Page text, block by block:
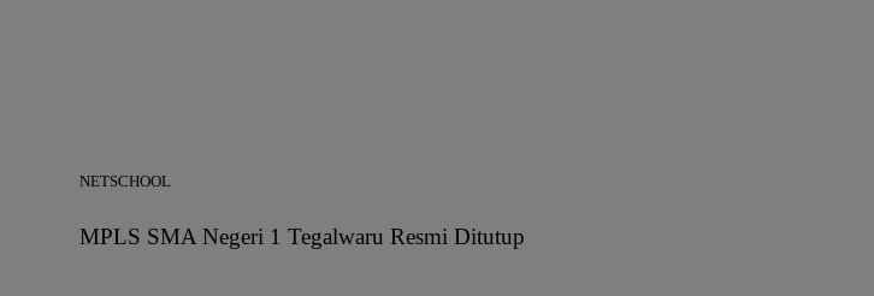
NETSCHOOL
MPLS SMA Negeri 1 Tegalwaru Resmi Ditutup